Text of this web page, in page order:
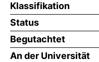
Klassifikation
Status
Begutachtet
An der Universität